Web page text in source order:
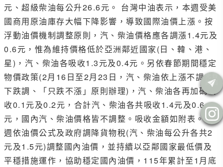
元、超級柴油每公升26.6元。 台灣中油表示，本週受美
國商用原油庫存大幅下降影響，導致國際油價上漲。按
浮動油價機制調整原則，汽、柴油價格應各調漲1.4元及
0.6元，惟為維持價格低於亞洲鄰近國家(日、韓、港、
星)，汽、柴油各吸收1.3元及0.4元。另依春節期間穩定
物價政策(2月16日至2月23日，汽、柴油依上漲不調、
下跌調、「只跌不漲」原則辦理)，汽、柴油各再加碼吸
收0.1元及0.2元，合計汽、柴油各共吸收1.4元及0.6
元，國內汽、柴油價格皆不調整。吸收金額如附表。 本
週依油價公式及政府調降貨物稅(汽、柴油每公升各共2
元及1.5元)調整國內油價，並持續以亞鄰國家最低價及
平穩措施運作，協助穩定國內油價，115年累計至1月底